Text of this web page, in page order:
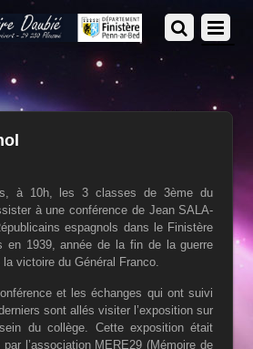
à 10h, les 3 classes de 3ème du
à une conférence de Jean SALA-
espagnols dans le Finistère
en 1939, année de la fin de la guerre
victoire du Général Franco.
et les échanges qui ont suivi
sont allés visiter l’exposition sur
du collège. Cette exposition était
l’association MERE29 (Mémoire de